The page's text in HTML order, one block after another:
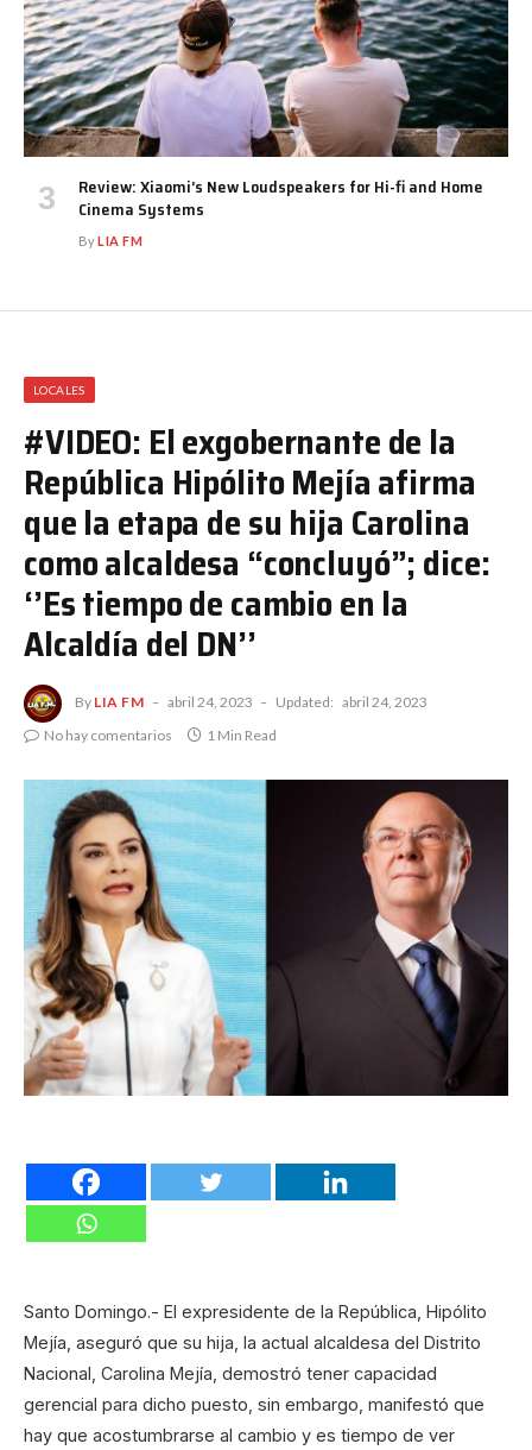
Review: Xiaomi’s New Loudspeakers for Hi-fi and Home
Cinema Systems
ByLIA FM
LOCALES
#VIDEO: El exgobernante de la
República Hipólito Mejía afirma
que la etapa de su hija Carolina
como alcaldesa “concluyó”; dice:
‘’Es tiempo de cambio en la
Alcaldía del DN’’
By LIA FM abril 24, 2023 Updated: abril 24, 2023
No hay comentarios
1 Min Read
Santo Domingo.- El expresidente de la República, Hipólito
Mejía, aseguró que su hija, la actual alcaldesa del Distrito
Nacional, Carolina Mejía, demostró tener capacidad
gerencial para dicho puesto, sin embargo, manifestó que
hay que acostumbrarse al cambio y es tiempo de ver